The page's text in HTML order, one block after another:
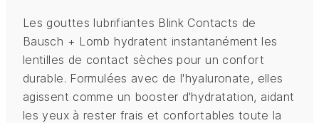
Les gouttes lubrifiantes Blink Contacts de
Bausch + Lomb hydratent instantanément les
lentilles de contact sèches pour un confort
durable. Formulées avec de l'hyaluronate, elles
agissent comme un booster d'hydratation, aidant
les yeux à rester frais et confortables toute la